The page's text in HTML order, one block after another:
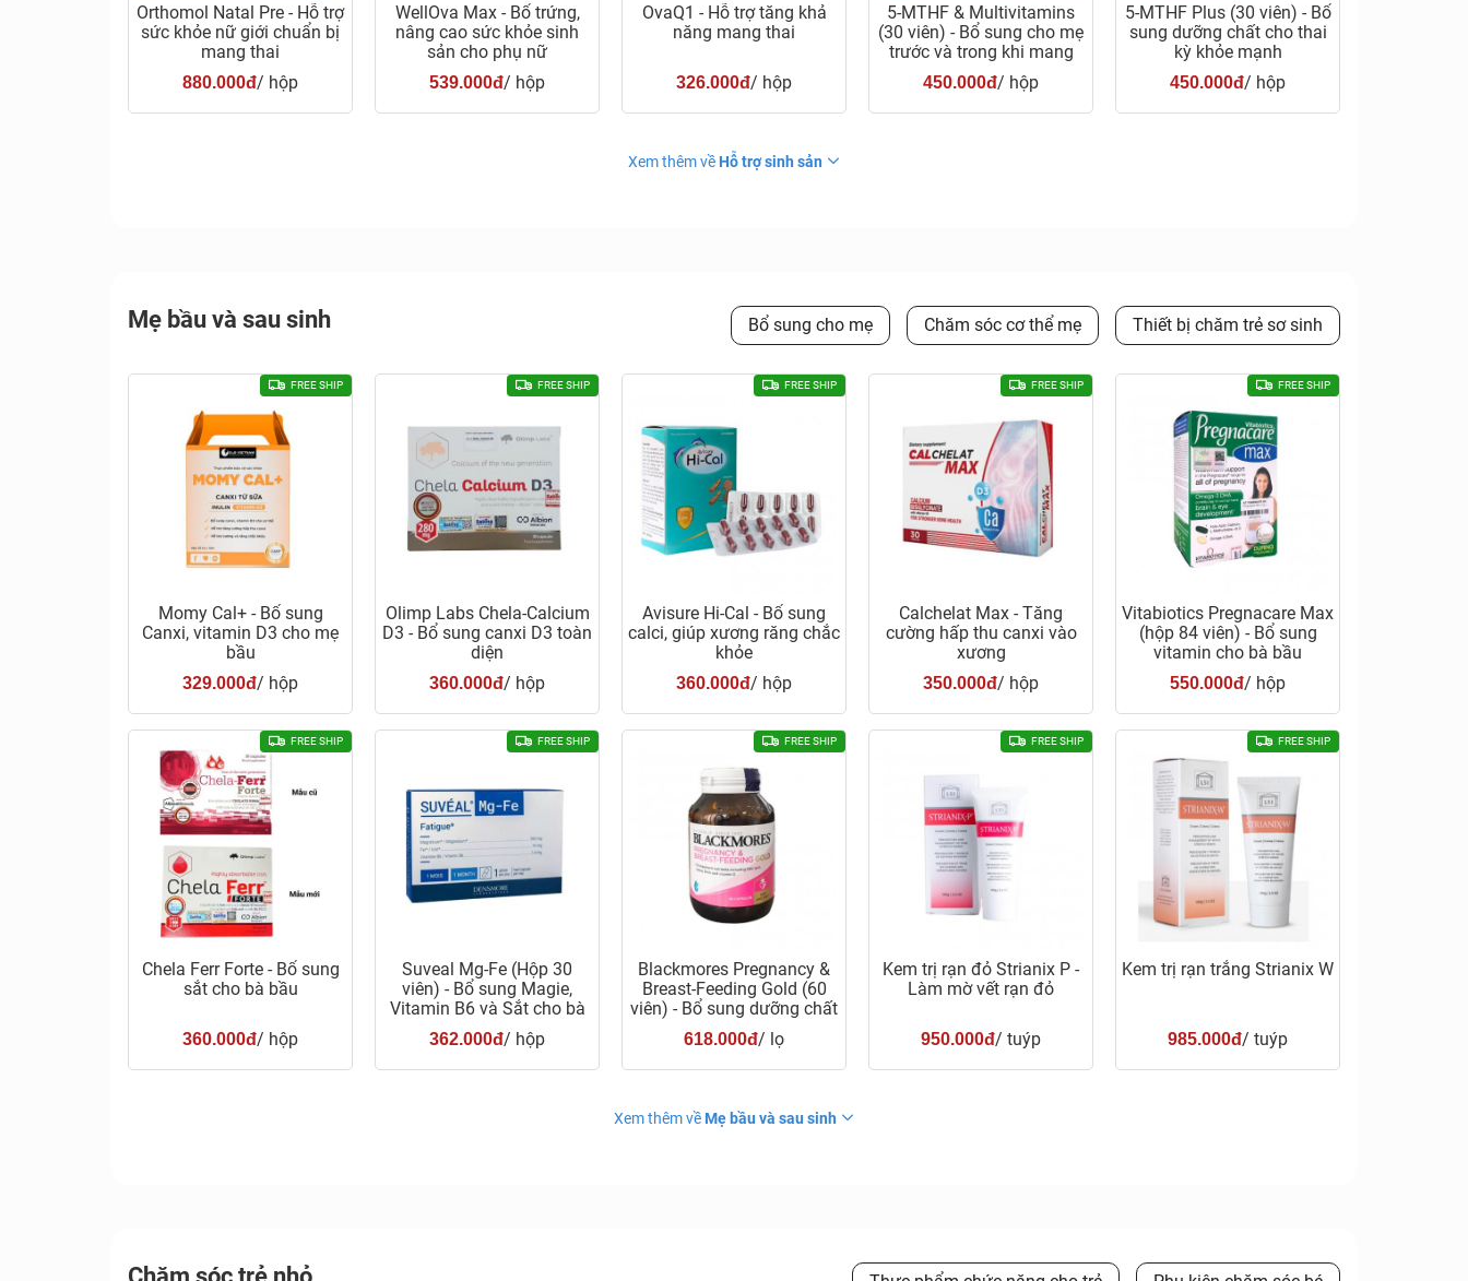
Orthomol Natal Pre - Hỗ trợ
sức khỏe nữ giới chuẩn bị
mang thai
880.000đ/ hộp
WellOva Max - Bổ trứng,
nâng cao sức khỏe sinh
sản cho phụ nữ
539.000đ/ hộp
OvaQ1 - Hỗ trợ tăng khả
năng mang thai
326.000đ/ hộp
5-MTHF & Multivitamins
(30 viên) - Bổ sung cho mẹ
trước và trong khi mang
thai
450.000đ/ hộp
5-MTHF Plus (30 viên) - Bổ
sung dưỡng chất cho thai
kỳ khỏe mạnh
450.000đ/ hộp
Xem thêm về Hỗ trợ sinh sản
Mẹ bầu và sau sinh Bổ sung cho mẹ Chăm sóc cơ thể mẹ Thiết bị chăm trẻ sơ sinh
FREE SHIP
Momy Cal+ - Bổ sung
Canxi, vitamin D3 cho mẹ
bầu
329.000đ/ hộp
FREE SHIP
Olimp Labs Chela-Calcium
D3 - Bổ sung canxi D3 toàn
diện
360.000đ/ hộp
FREE SHIP
Avisure Hi-Cal - Bổ sung
calci, giúp xương răng chắc
khỏe
360.000đ/ hộp
FREE SHIP
Calchelat Max - Tăng
cường hấp thu canxi vào
xương
350.000đ/ hộp
FREE SHIP
Vitabiotics Pregnacare Max
(hộp 84 viên) - Bổ sung
vitamin cho bà bầu
550.000đ/ hộp
FREE SHIP
Chela Ferr Forte - Bổ sung
sắt cho bà bầu
360.000đ/ hộp
FREE SHIP
Suveal Mg-Fe (Hộp 30
viên) - Bổ sung Magie,
Vitamin B6 và Sắt cho bà
bầu
362.000đ/ hộp
FREE SHIP
Blackmores Pregnancy &
Breast-Feeding Gold (60
viên) - Bổ sung dưỡng chất
cho bà bầu
618.000đ/ lọ
FREE SHIP
Kem trị rạn đỏ Strianix P -
Làm mờ vết rạn đỏ
950.000đ/ tuýp
FREE SHIP
Kem trị rạn trắng Strianix W
985.000đ/ tuýp
Xem thêm về Mẹ bầu và sau sinh